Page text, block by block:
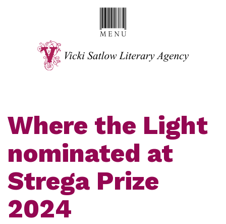
Where the Light
nominated at
Strega Prize
2024